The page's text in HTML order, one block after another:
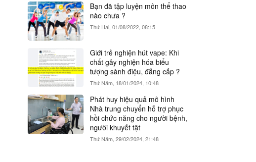
Bạn đã tập luyện môn thể thao
nào chưa ?
Thứ Hai, 01/08/2022, 08:15
Giới trẻ nghiện hút vape: Khi
chất gây nghiện hóa biểu
tượng sành điệu, đẳng cấp ?
Thứ Năm, 18/01/2024, 10:48
Phát huy hiệu quả mô hình
Nhà trung chuyển hỗ trợ phục
hồi chức năng cho người bệnh,
người khuyết tật
Thứ Năm, 29/02/2024, 21:48